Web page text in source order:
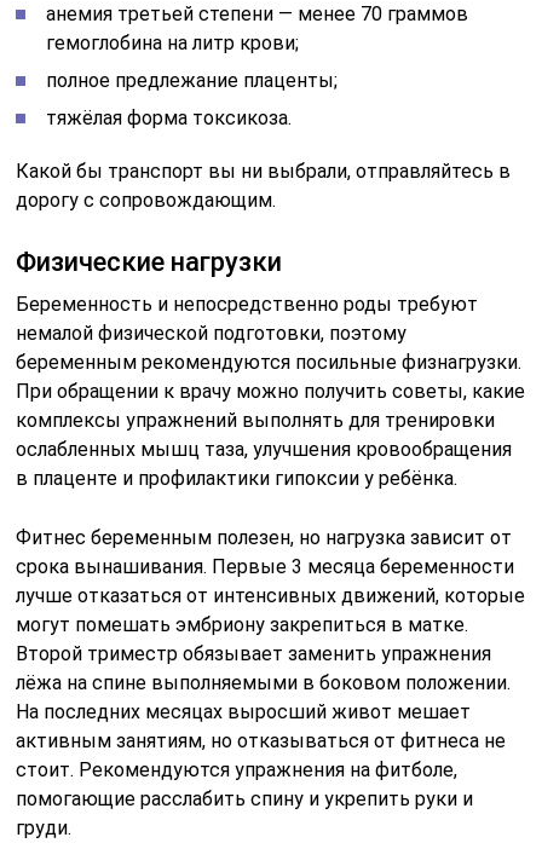
анемия третьей степени — менее 70 граммов
гемоглобина на литр крови;
полное предлежание плаценты;
тяжёлая форма токсикоза.
Какой бы транспорт вы ни выбрали, отправляйтесь в
дорогу с сопровождающим.
Физические нагрузки
Беременность и непосредственно роды требуют
немалой физической подготовки, поэтому
беременным рекомендуются посильные физнагрузки.
При обращении к врачу можно получить советы, какие
комплексы упражнений выполнять для тренировки
ослабленных мышц таза, улучшения кровообращения
в плаценте и профилактики гипоксии у ребёнка.
Фитнес беременным полезен, но нагрузка зависит от
срока вынашивания. Первые 3 месяца беременности
лучше отказаться от интенсивных движений, которые
могут помешать эмбриону закрепиться в матке.
Второй триместр обязывает заменить упражнения
лёжа на спине выполняемыми в боковом положении.
На последних месяцах выросший живот мешает
активным занятиям, но отказываться от фитнеса не
стоит. Рекомендуются упражнения на фитболе,
помогающие расслабить спину и укрепить руки и
груди.